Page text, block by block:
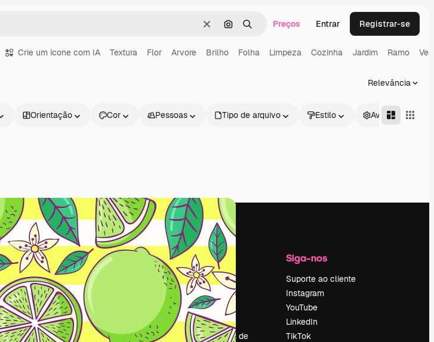
LimparPesquisar por imagem
BuscarPreços Entrar Registrar-se
Crie um ícone com IA Textura Flor Arvore Brilho Folha Limpeza Cozinha Jardim Ramo
Relevância
Orientação Cor Pessoas Tipo de arquivo Estilo Avançado
Produtos
Spaces
Assistente de IA
Gerador de
imagens
Gerador de vídeos
Começar
condições
Empresa
Preços
Sobre nós
Reviews
Emprego
Tendências de
Siga-nos
Suporte ao cliente
Instagram
YouTube
LinkedIn
TikTok